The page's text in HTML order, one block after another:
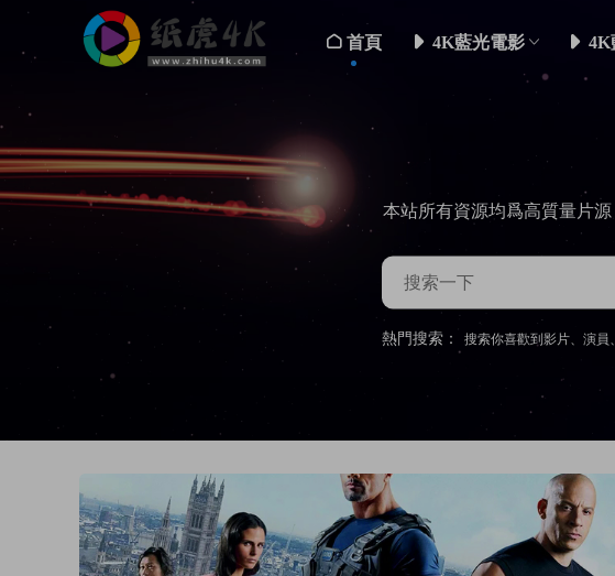
首頁 4K藍光電影 4K
本站所有資源均爲高質量片
熱門搜索： 搜索你喜歡到影片、演員